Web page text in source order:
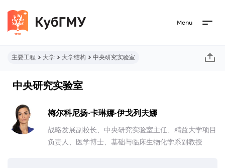
Menu
主要工程 大学 大学结构 中央研究实验室
中央研究实验室
梅尔科尼扬·卡琳娜·伊戈列夫娜
战略发展副校长、中央研究实验室主任、精益大学项目
负责人、医学博士、基础与临床生物化学系副教授